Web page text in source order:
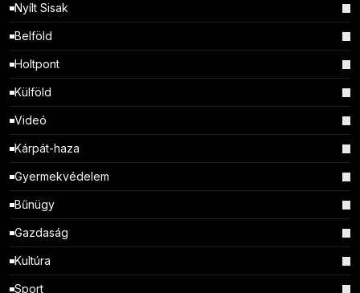
Nyílt Sisak
Belföld
Holtpont
Külföld
Videó
Kárpát-haza
Gyermekvédelem
Bűnügy
Gazdaság
Kultúra
Sport